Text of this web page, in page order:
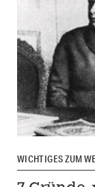
WICHTIGES ZUM